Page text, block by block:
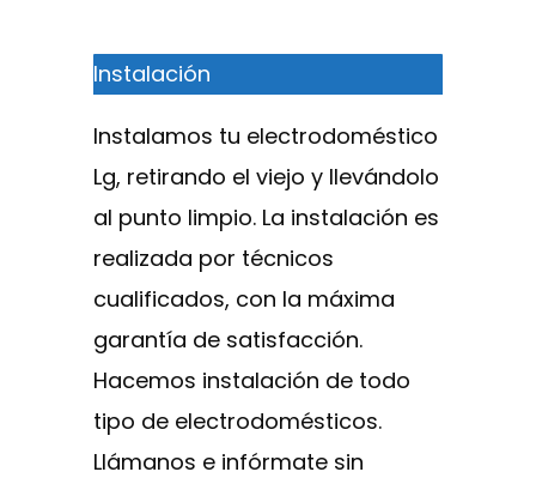
Instalación
Instalamos tu electrodoméstico
Lg, retirando el viejo y llevándolo
al punto limpio. La instalación es
realizada por técnicos
cualificados, con la máxima
garantía de satisfacción.
Hacemos instalación de todo
tipo de electrodomésticos.
Llámanos e infórmate sin